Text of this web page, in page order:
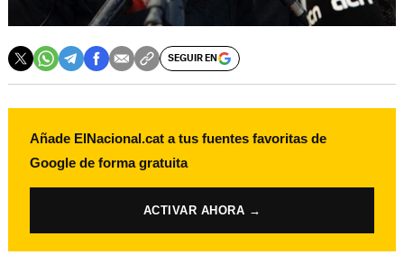
SEGUIR EN
Añade ElNacional.cat a tus fuentes favoritas de
Google de forma gratuita
ACTIVAR AHORA →